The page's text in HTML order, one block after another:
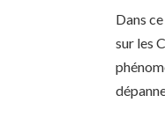
Dans
sur les